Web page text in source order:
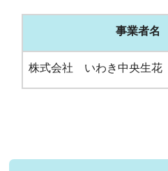
事業者名
株式会社 いわき中央生花